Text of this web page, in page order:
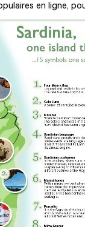
en ligne,